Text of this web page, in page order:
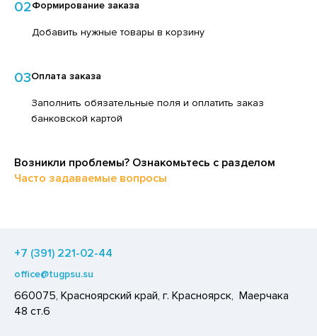
БЫСТРОГО ПРИГОТОВЛЕНИЯ
СОДА
ОРЕХИ, ГРИБЫ
ДЛЯ УХОДА ЗА КОЖЕЙ РУК
ДЛЯ УХОДА ЗА ПОЛОСТЬЮ РТА
ЛИЧНОЙ ГИГИЕНЫ
МОЮЩИЕ,ЧИСТЯЩИЕ
ПРИНАДЛЕЖНОСТИ
02Формирование заказа
Добавить нужные товары в корзину
03Оплата заказа
Заполнить обязательные поля и оплатить заказ
банковской картой
Возникли проблемы? Ознакомьтесь с разделом
Часто задаваемые вопросы
+7 (391) 221-02-44
office@tugpsu.su
660075, Красноярский край, г. Красноярск, Маерчака
48 ст.6